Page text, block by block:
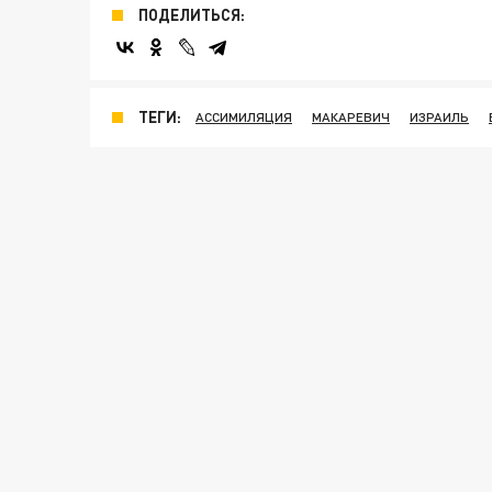
ПОДЕЛИТЬСЯ:
ТЕГИ: АССИМИЛЯЦИЯ МАКАРЕВИЧ ИЗРАИЛЬ